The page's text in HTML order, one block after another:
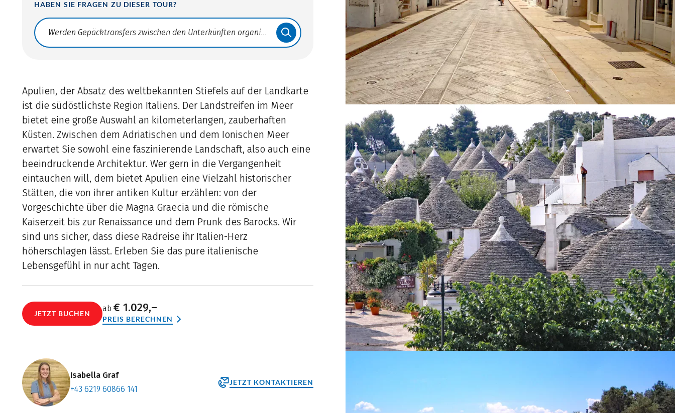
HABEN SIE FRAGEN ZU DIESER TOUR?
Translate: a11y.faq.search
Apulien, der Absatz des weltbekannten Stiefels auf der Landkarte
ist die südöstlichste Region Italiens. Der Landstreifen im Meer
bietet eine große Auswahl an kilometerlangen, zauberhaften
Küsten. Zwischen dem Adriatischen und dem Ionischen Meer
erwartet Sie sowohl eine faszinierende Landschaft, also auch eine
beeindruckende Architektur. Wer gern in die Vergangenheit
eintauchen will, dem bietet Apulien eine Vielzahl historischer
Stätten, die von ihrer antiken Kultur erzählen: von der
Vorgeschichte über die Magna Graecia und die römische
Kaiserzeit bis zur Renaissance und dem Prunk des Barocks. Wir
sind uns sicher, dass diese Radreise ihr Italien-Herz
höherschlagen lässt. Erleben Sie das pure italienische
Lebensgefühl in nur acht Tagen.
JETZT BUCHEN
ab € 1.029,–
PREIS BERECHNEN
Isabella Graf
+43 6219 60866 141
JETZT KONTAKTIEREN